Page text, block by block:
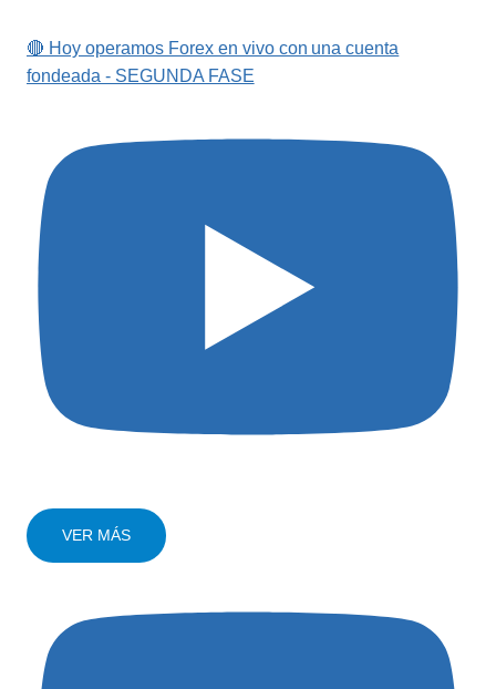
🔴 Hoy operamos Forex en vivo con una cuenta
fondeada - SEGUNDA FASE
VER MÁS